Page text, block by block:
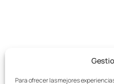
Para ofrecer las mejores
Nosotros